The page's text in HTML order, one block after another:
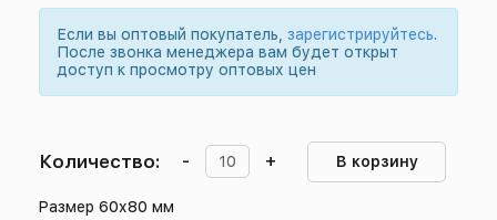
Если вы оптовый покупатель, зарегистрируйтесь.
После звонка менеджера вам будет открыт
доступ к просмотру оптовых цен
Количество: - + В корзину
Размер 60х80 мм